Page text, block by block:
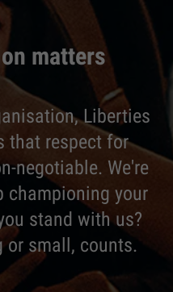
matters
Liberties
that respect for
negotiable. We're
championing your
stand with us?
or small, counts.